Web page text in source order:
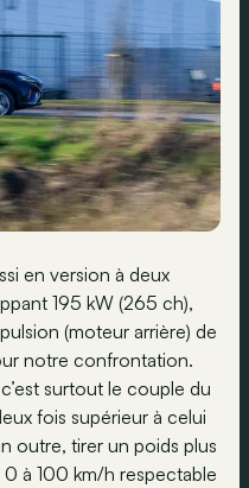
en version à deux
195 kW (265 ch),
(moteur arrière) de
notre confrontation.
surtout le couple du
fois supérieur à celui
outre, tirer un poids plus
à 100 km/h respectable